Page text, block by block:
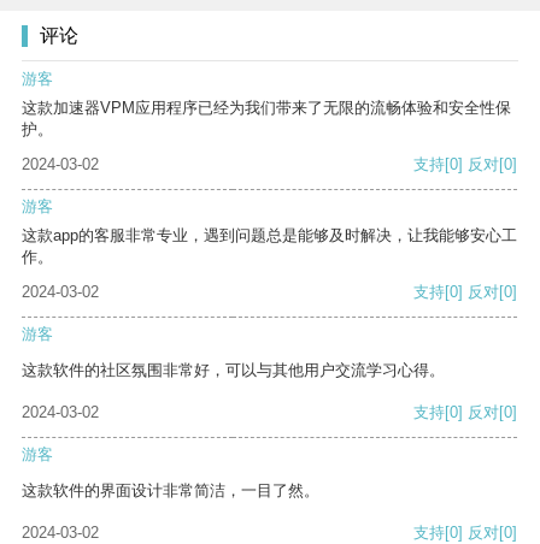
评论
游客
这款加速器VPM应用程序已经为我们带来了无限的流畅体验和安全性保
护。
2024-03-02
支持[0] 反对[0]
游客
这款app的客服非常专业，遇到问题总是能够及时解决，让我能够安心工
作。
2024-03-02
支持[0] 反对[0]
游客
这款软件的社区氛围非常好，可以与其他用户交流学习心得。
2024-03-02 支持[0] 反对[0]
游客
这款软件的界面设计非常简洁，一目了然。
2024-03-02 支持[0] 反对[0]